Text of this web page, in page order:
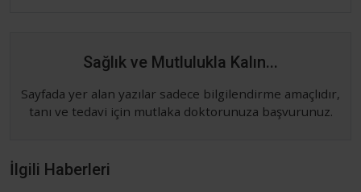
Sağlık ve Mutlulukla Kalın...
Sayfada yer alan yazılar sadece bilgilendirme amaçlıdır,
tanı ve tedavi için mutlaka doktorunuza başvurunuz.
İlgili Haberleri